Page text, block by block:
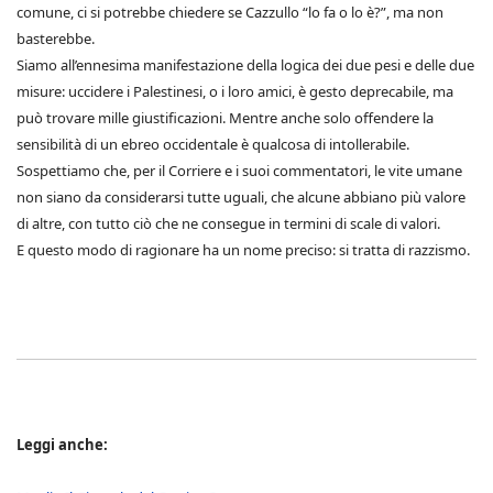
comune, ci si potrebbe chiedere se Cazzullo “lo fa o lo è?”, ma non
basterebbe.
Siamo all’ennesima manifestazione della logica dei due pesi e delle due
misure: uccidere i Palestinesi, o i loro amici, è gesto deprecabile, ma
può trovare mille giustificazioni. Mentre anche solo offendere la
sensibilità di un ebreo occidentale è qualcosa di intollerabile.
Sospettiamo che, per il Corriere e i suoi commentatori, le vite umane
non siano da considerarsi tutte uguali, che alcune abbiano più valore
di altre, con tutto ciò che ne consegue in termini di scale di valori.
E questo modo di ragionare ha un nome preciso: si tratta di razzismo.
Leggi anche: